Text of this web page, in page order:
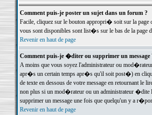
Comment puis-je poster un sujet dans un forum ?
Facile, cliquez sur le bouton appropri� soit sur la page
vous sont disponibles sont list�s sur le bas de la page
Revenir en haut de page
Comment puis-je �diter ou supprimer un message
A moins que vous soyez l'administrateur ou
apr�s un certain temps apr�s qu'il soit post�) en
de texte en dessous de votre message en retournant
non plus si un mod�rateur ou un administrateur �dite
supprimer un message une fois que quelqu'un y a
Revenir en haut de page